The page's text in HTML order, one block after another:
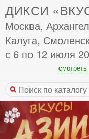
ДИКСИ
Москва,
Калуга,
с 6 по 12 июля
смотреть